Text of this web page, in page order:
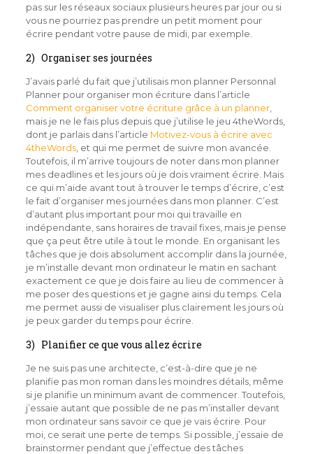
pas sur les réseaux sociaux plusieurs heures par jour ou si
vous ne pourriez pas prendre un petit moment pour
écrire pendant votre pause de midi, par exemple.
2) Organiser ses journées
J’avais parlé du fait que j’utilisais mon planner Personnal
Planner pour organiser mon écriture dans l’article
Comment organiser votre écriture grâce à un planner,
mais je ne le fais plus depuis que j’utilise le jeu 4theWords,
dont je parlais dans l’article Motivez-vous à écrire avec
4theWords, et qui me permet de suivre mon avancée.
Toutefois, il m’arrive toujours de noter dans mon planner
mes deadlines et les jours où je dois vraiment écrire. Mais
ce qui m’aide avant tout à trouver le temps d’écrire, c’est
le fait d’organiser mes journées dans mon planner. C’est
d’autant plus important pour moi qui travaille en
indépendante, sans horaires de travail fixes, mais je pense
que ça peut être utile à tout le monde. En organisant les
tâches que je dois absolument accomplir dans la journée,
je m’installe devant mon ordinateur le matin en sachant
exactement ce que je dois faire au lieu de commencer à
me poser des questions et je gagne ainsi du temps. Cela
me permet aussi de visualiser plus clairement les jours où
je peux garder du temps pour écrire.
3) Planifier ce que vous allez écrire
Je ne suis pas une architecte, c’est-à-dire que je ne
planifie pas mon roman dans les moindres détails, même
si je planifie un minimum avant de commencer. Toutefois,
j’essaie autant que possible de ne pas m’installer devant
mon ordinateur sans savoir ce que je vais écrire. Pour
moi, ce serait une perte de temps. Si possible, j’essaie de
brainstormer pendant que j’effectue des tâches